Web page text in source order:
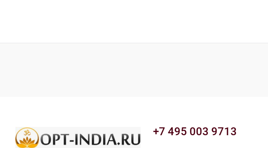
+7 495 003 9713